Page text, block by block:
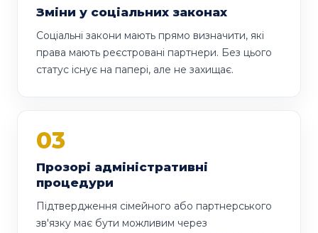
Зміни у соціальних законах
Соціальні закони мають прямо визначити, які
права мають реєстровані партнери. Без цього
статус існує на папері, але не захищає.
03
Прозорі адміністративні
процедури
Підтвердження сімейного або партнерського
зв'язку має бути можливим через